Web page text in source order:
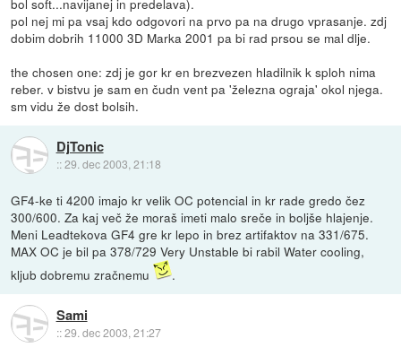
pol nej mi pa vsaj kdo odgovori na prvo pa na drugo vprasanje. zdj
dobim dobrih 11000 3D Marka 2001 pa bi rad prsou se mal dlje.
the chosen one: zdj je gor kr en brezvezen hladilnik k sploh nima
reber. v bistvu je sam en čudn vent pa 'železna ograja' okol njega.
sm vidu že dost bolsih.
DjTonic
::29. dec 2003, 21:18
GF4-ke ti 4200 imajo kr velik OC potencial in kr rade gredo čez
300/600. Za kaj več že moraš imeti malo sreče in boljše hlajenje.
Meni Leadtekova GF4 gre kr lepo in brez artifaktov na 331/675.
MAX OC je bil pa 378/729 Very Unstable bi rabil Water cooling,
kljub dobremu zračnemu
.
Sami
::29. dec 2003, 21:27